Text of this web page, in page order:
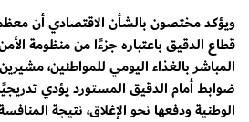
ويؤكد مختصون بالشأن الاقتصادي أن
قطاع الدقيق باعتباره جزءًا من منظومة
المباشر بالغذاء اليومي للمواطنين،
ضوابط أمام الدقيق المستورد يؤدي
الوطنية ودفعها نحو الإغلاق، نتيجة